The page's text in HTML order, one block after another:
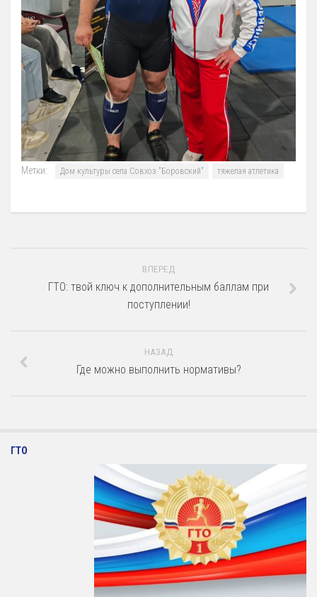
Новости
Контакты отдела
Календарь Испытаний
Общая Информация
Бассейн
Тарифы на услуги
Расписания работы
Тренажерный Зал
Зал сухого плавания
Метки: Дом культуры села Совхоз "Боровский" тяжелая атлетика
ВПЕРЕД
ГТО: твой ключ к дополнительным баллам при
поступлении!
НАЗАД
Где можно выполнить нормативы?
ГТО